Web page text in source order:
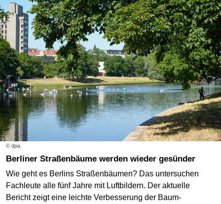
© dpa
Berliner Straßenbäume werden wieder gesünder
Wie geht es Berlins Straßenbäumen? Das untersuchen
Fachleute alle fünf Jahre mit Luftbildern. Der aktuelle
Bericht zeigt eine leichte Verbesserung der Baum-